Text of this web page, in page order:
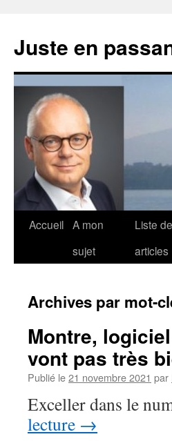
contenu
Juste en
Accueil A mon
sujet
Liste
articles
Archives par mot-
Montre,
vont pas très
Publié le21 novembre 2021 par
Exceller dans le
lecture →